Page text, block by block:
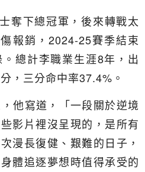
奪下總冠軍，後來轉戰太
報銷，2024-25賽季結束
總計李職業生涯8年，出
，三分命中率37.4%。
他寫道，「一段關於逆境
影片裡沒呈現的，是所有
漫長復健、艱難的日子，
體追逐夢想時值得承受的